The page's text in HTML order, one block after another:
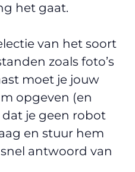
het gaat.
van het soort
zoals foto’s
moet je jouw
opgeven (en
je geen robot
en stuur hem
antwoord van